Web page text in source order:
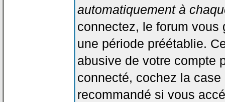
automatiquement à
connectez, le forum vous
une période préétablie.
abusive de votre compte
connecté, cochez la
recommandé si vous